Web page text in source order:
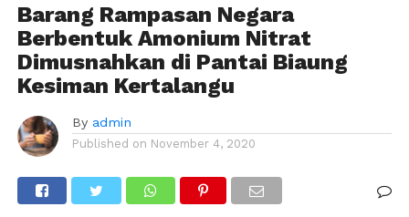
Barang Rampasan Negara
Berbentuk Amonium Nitrat
Dimusnahkan di Pantai Biaung
Kesiman Kertalangu
By admin
Published on November 4, 2020